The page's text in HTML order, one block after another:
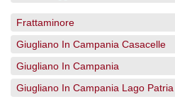
Frattaminore
Giugliano In Campania Casacelle
Giugliano In Campania
Giugliano In Campania Lago Patria